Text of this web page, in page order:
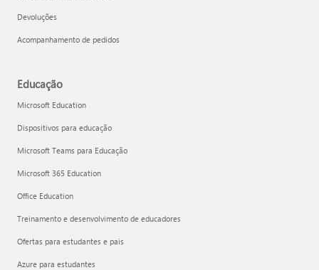
Devoluções
Acompanhamento de pedidos
Educação
Microsoft Education
Dispositivos para educação
Microsoft Teams para Educação
Microsoft 365 Education
Office Education
Treinamento e desenvolvimento de educadores
Ofertas para estudantes e pais
Azure para estudantes